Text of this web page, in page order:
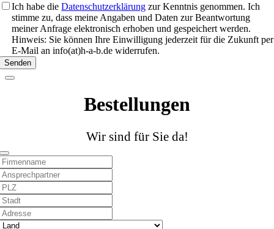
Ich habe dieDatenschutzerklärung zur Kenntnis genommen. Ich
stimme zu, dass meine Angaben und Daten zur Beantwortung
meiner Anfrage elektronisch erhoben und gespeichert werden.
Hinweis: Sie können Ihre Einwilligung jederzeit für die Zukunft per
E-Mail an info(at)h-a-b.de widerrufen.
Senden
Email
Bestellungen
Wir sind für Sie da!
Phone
Number*